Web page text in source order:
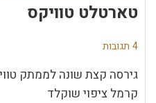
טארטלט טוויקס
4 תגובות
גירסה קצת שונה לממתק
קרמל ציפוי שוקלד